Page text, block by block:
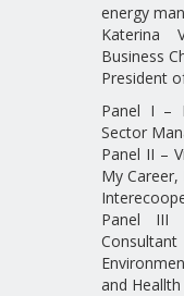
energy
Katerina
Business
President
Panel I –
Sector
Panel II –
My Career,
Panel III
and Heallth